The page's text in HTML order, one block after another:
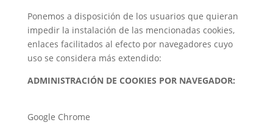
Ponemos a disposición de los usuarios que quieran
impedir la instalación de las mencionadas cookies,
enlaces facilitados al efecto por navegadores cuyo
uso se considera más extendido:
ADMINISTRACIÓN DE COOKIES POR NAVEGADOR:
Google Chrome